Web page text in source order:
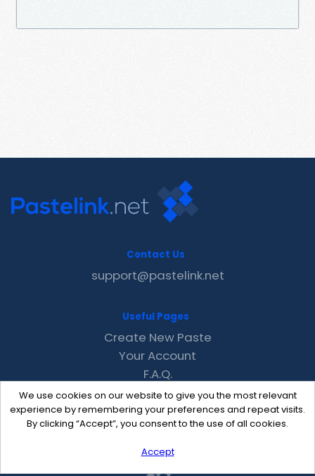
We use cookies on our website to give you the most relevant
experience by remembering your preferences and repeat visits.
By clicking “Accept”, you consent to the use of all cookies.
Accept
Contact Us
support@pastelink.net
Useful Pages
Create New Paste
Your Account
F.A.Q.
Recent
Contact